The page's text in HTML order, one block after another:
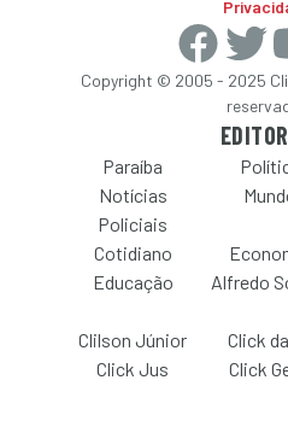
Copyright © 2005 - 2025
Paraíba
Notícias
Policiais
Cotidiano
Educação
Alfredo
Clilson Júnior
Click
Click Jus
Click